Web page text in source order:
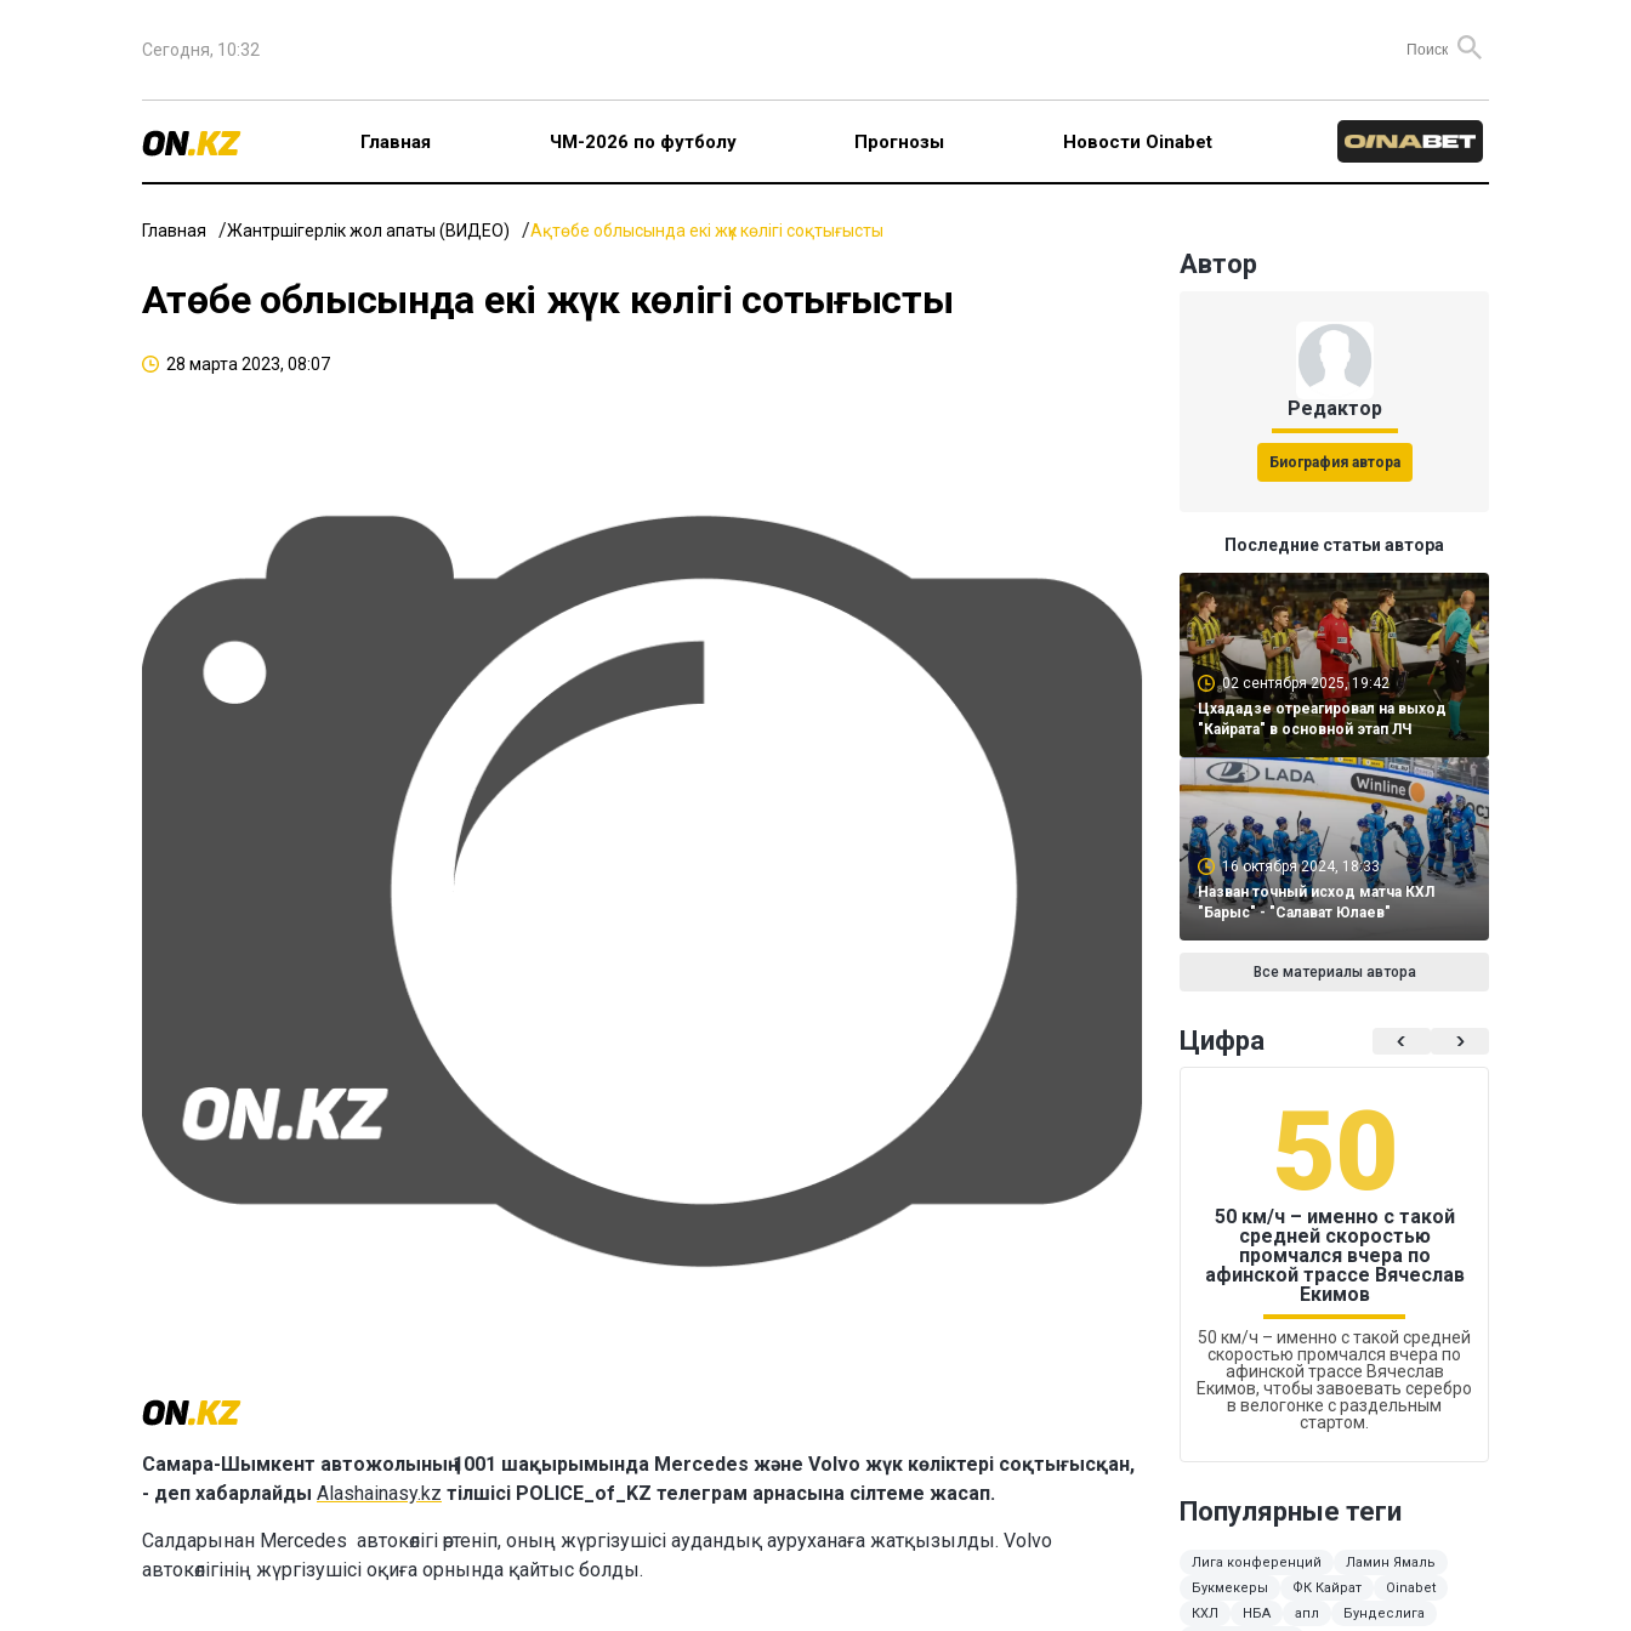
Сегодня, 10:32
Главная ЧМ-2026 по футболу Прогнозы Новости Oinabet
Главная Жантүршігерлік жол апаты (ВИДЕО) Ақтөбе облысында екі жүк көлігі соқтығысты
Ақтөбе облысында екі жүк көлігі соқтығысты
28 марта 2023, 08:07
Самара-Шымкент автожолының 1001 шақырымында Mercedes және Volvo жүк көліктері соқтығысқан,
- деп хабарлайды Alashainasy.kz тілшісі POLICE_of_KZ телеграм арнасына сілтеме жасап.
Салдарынан Mercedes автокөлігі өртеніп, оның жүргізушісі аудандық ауруханаға жатқызылды. Volvo
автокөлігінің жүргізушісі оқиға орнында қайтыс болды.
Автор
Редактор
Биография автора
Последние статьи автора
02 сентября 2025, 19:42
Цхададзе отреагировал на выход
"Кайрата" в основной этап ЛЧ
16 октября 2024, 18:33
Назван точный исход матча КХЛ
"Барыс" - "Салават Юлаев"
Все материалы автора
Цифра
50
50 км/ч – именно с такой
средней скоростью
промчался вчера по
афинской трассе Вячеслав
Екимов
50 км/ч – именно с такой средней
скоростью промчался вчера по
афинской трассе Вячеслав
Екимов, чтобы завоевать серебро
в велогонке с раздельным
стартом.
Популярные теги
Лига конференций
Ламин Ямаль
Букмекеры
ФК Кайрат
Oinabet
КХЛ
НБА апл
Бундеслига